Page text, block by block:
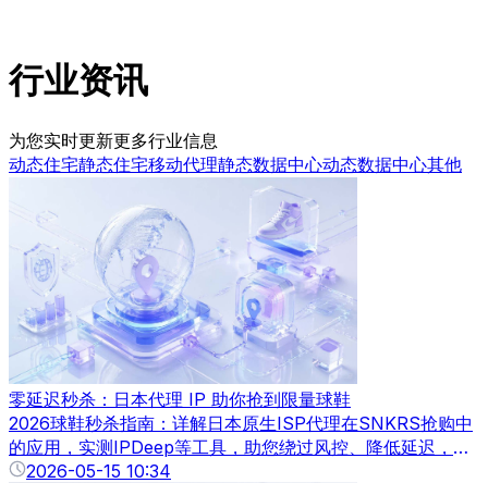
行业资讯
为您实时更新更多行业信息
动态住宅静态住宅移动代理静态数据中心动态数据中心其他
零延迟秒杀：日本代理 IP 助你抢到限量球鞋
2026球鞋秒杀指南：详解日本原生ISP代理在SNKRS抢购中
的应用，实测IPDeep等工具，助您绕过风控、降低延迟，实
现零秒秒杀。
2026-05-15 10:34